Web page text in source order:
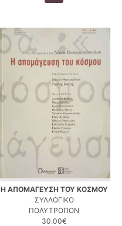
Η ΑΠΟΜΑΓΕΥΣΗ ΤΟΥ ΚΟΣΜΟΥ
ΣΥΛΛΟΓΙΚΟ
ΠΟΛΥΤΡΟΠΟΝ
30.00€